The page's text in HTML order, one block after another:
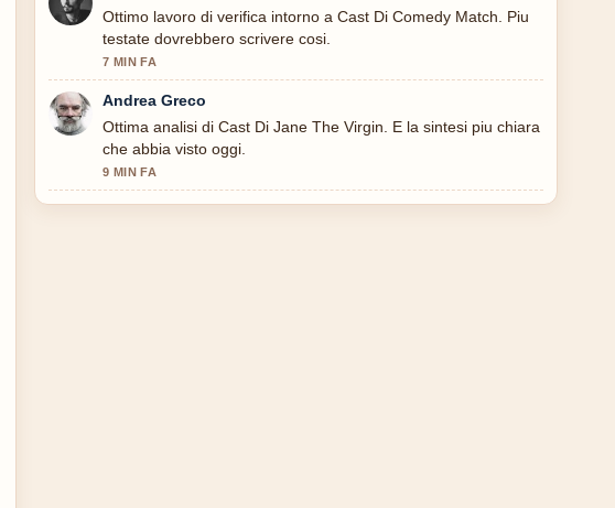
Ottimo lavoro di verifica intorno a Cast Di Comedy Match. Piu
testate dovrebbero scrivere cosi.
7 MIN FA
Andrea Greco
Ottima analisi di Cast Di Jane The Virgin. E la sintesi piu chiara
che abbia visto oggi.
9 MIN FA